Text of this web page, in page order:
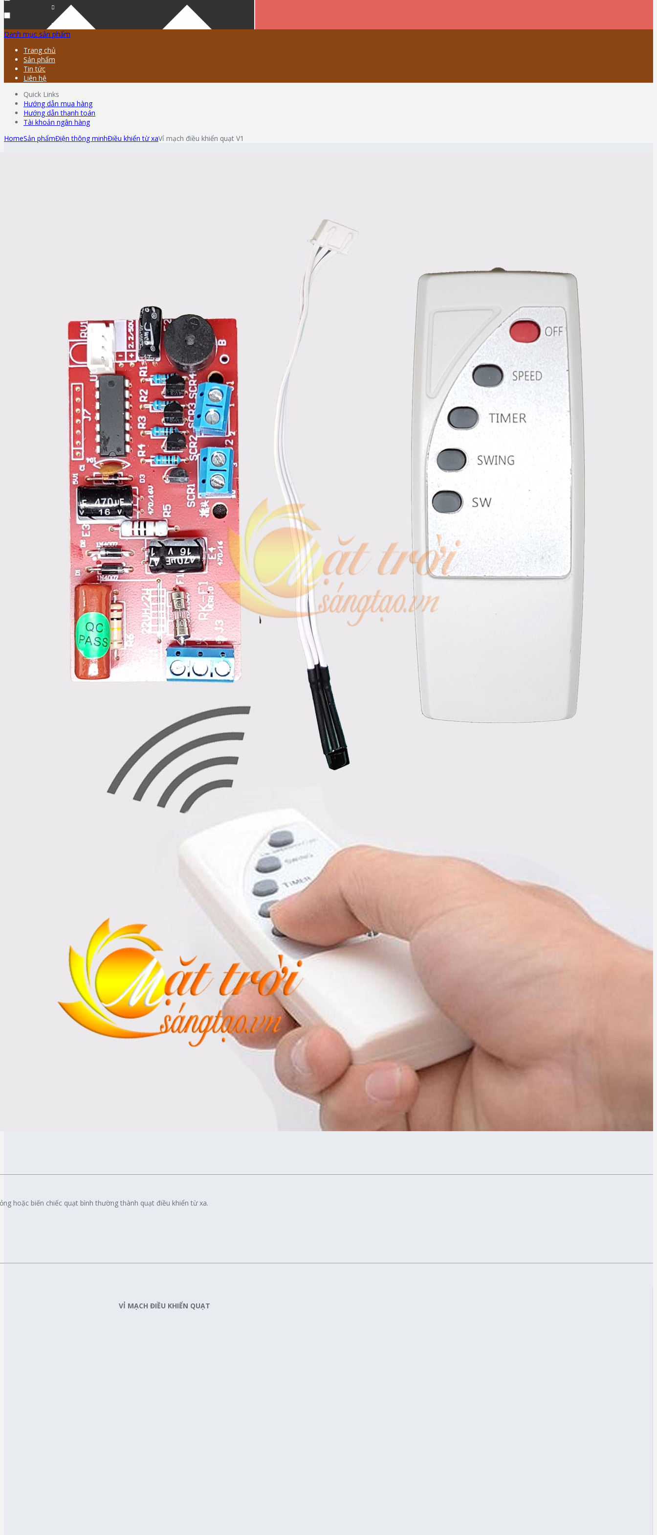
Danh mục sản phẩm
Trang chủ
Sản phẩm
Tin tức
Liên hệ
Quick Links
Hướng dẫn mua hàng
Hướng dẫn thanh toán
Tài khoản ngân hàng
HomeSản phẩmĐiện thông minhĐiều khiển từ xaVỉ mạch điều khiển quạt V1
hoặc biến chiếc quạt bình thường thành quạt điều khiển từ xa.
VỈ MẠCH ĐIỀU KHIỂN QUẠT